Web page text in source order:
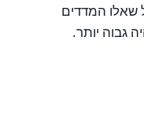
שאלו המדדים
גבוה יותר.